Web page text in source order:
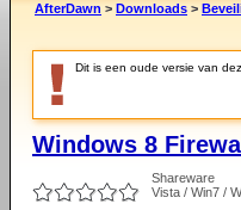
AfterDawn > Downloads >
Dit is een oude versie van
Windows 8
Shareware
Vista / Win7 /